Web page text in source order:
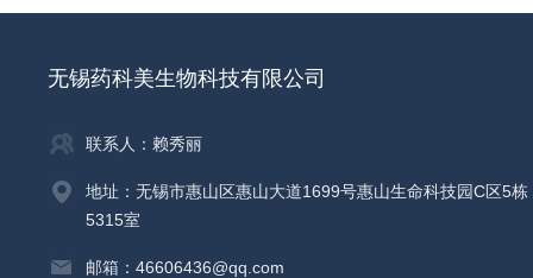
无锡药科美生物科技有限公司
联系人：赖秀丽
地址：无锡市惠山区惠山大道1699号惠山生命科技园C区5栋
5315室
邮箱：46606436@qq.com